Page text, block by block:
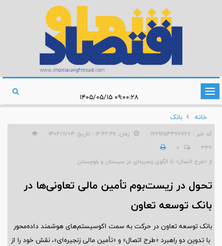
تغییر
وضعیت
ناوبری
۰۹:۰۰:۲۸ ۱۴۰۵/۰۵/۱۵
خانه
بانک
کد خبر : 1769253476767
زمان: ۱۲:۴۲:۴۶ - تاریخ: ۱۴۰۴/۱۱/۰۴
336
0
از «طرح اتصال» تا الگوی زنجیره‌ای در سیستان و بلوچستان
تحول در زیست‌بوم تأمین مالی تعاونی‌ها در
بانک توسعه تعاون
بانک توسعه تعاون در حرکت به سمت اکوسیستم‌های هوشمند داده‌محور
با تدوین دو راهبرد «طرح اتصال» و «تأمین مالی زنجیره‌ای»، نقش خود را از